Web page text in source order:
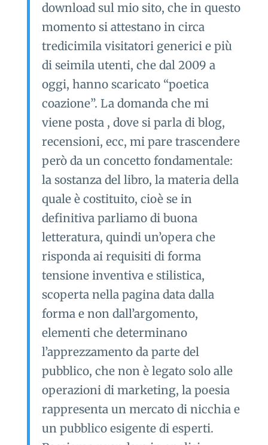
download sul mio sito, che in questo
momento si attestano in circa
tredicimila visitatori generici e più
di seimila utenti, che dal 2009 a
oggi, hanno scaricato “poetica
coazione”. La domanda che mi
viene posta , dove si parla di blog,
recensioni, ecc, mi pare trascendere
però da un concetto fondamentale:
la sostanza del libro, la materia della
quale è costituito, cioè se in
definitiva parliamo di buona
letteratura, quindi un’opera che
risponda ai requisiti di forma
tensione inventiva e stilistica,
scoperta nella pagina data dalla
forma e non dall’argomento,
elementi che determinano
l’apprezzamento da parte del
pubblico, che non è legato solo alle
operazioni di marketing, la poesia
rappresenta un mercato di nicchia e
un pubblico esigente di esperti.